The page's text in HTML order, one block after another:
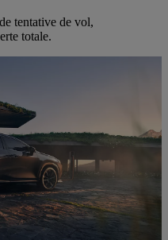
tentative de vol,
totale.